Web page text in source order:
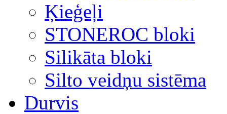
Ķieģeļi
STONEROC bloki
Silikāta bloki
Silto veidņu sistēma
Durvis